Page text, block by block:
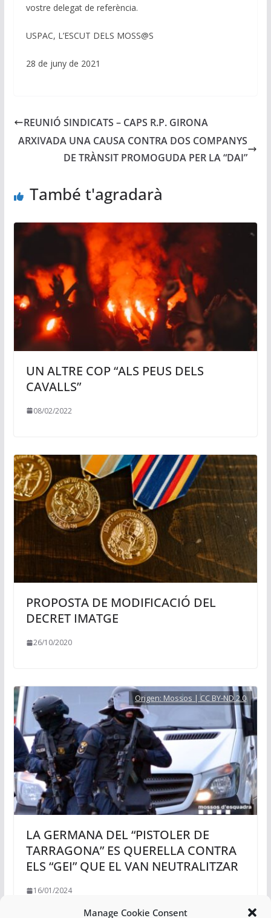
Manage Cookie Consent
vostre delegat de referència.
USPAC, L’ESCUT DELS MOSS@S
28 de juny de 2021
REUNIÓ SINDICATS – CAPS R.P. GIRONA
ARXIVADA UNA CAUSA CONTRA DOS COMPANYS
DE TRÀNSIT PROMOGUDA PER LA “DAI”
També t'agradarà
UN ALTRE COP “ALS PEUS DELS
CAVALLS”
08/02/2022
PROPOSTA DE MODIFICACIÓ DEL
DECRET IMATGE
26/10/2020
Origen: Mossos | CC BY-ND 2.0
LA GERMANA DEL “PISTOLER DE
TARRAGONA” ES QUERELLA CONTRA
ELS “GEI” QUE EL VAN NEUTRALITZAR
16/01/2024